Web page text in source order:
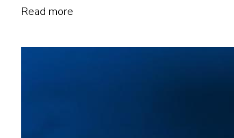
Read more